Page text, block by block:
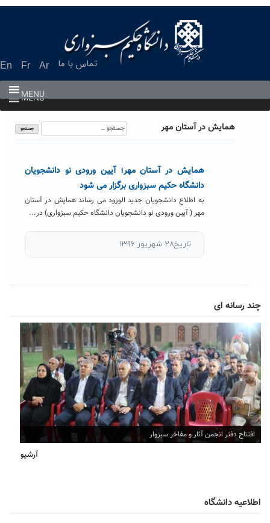
En Fr Ar تماس با ما
MENU
MENU
همایش در آستان مهر
جستجو
برای:
همایش در آستان مهر؛ آیین ورودی نو دانشجویان
دانشگاه حکیم سبزواری برگزار می شود
به اطلاع دانشجویان جدید الورود می رساند همایش در آستان
مهر ( آیین ورودی نو دانشجویان دانشگاه حکیم سبزواری) در...
تاریخ۲۸ شهریور ۱۳۹۶
چند رسانه ای
افتتاح دفتر انجمن آثار و مفاخر سبزوار
آرشیو
اطلاعیه دانشگاه